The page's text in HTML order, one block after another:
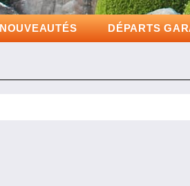
NOUVEAUTÉS DÉPARTS